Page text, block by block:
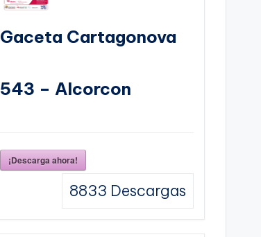
Gaceta Cartagonova
543 – Alcorcon
¡Descarga ahora!
8833 Descargas